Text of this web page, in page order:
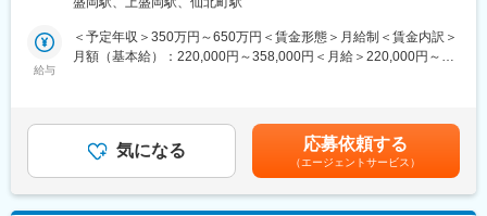
取り扱うビッグデータは地図／位置／人流／走行データや画像
等、多岐に渡り、様々な社会問題の解決に貢献することが出来ま
す。
案内／行政支援／ゲーム／交通計画 等
給与
＜予定年収＞350万円～650万円＜賃金形態＞月給制＜賃金内訳＞
月額（基本給）：220,000円～358,000円＜月給＞220,000円～
金額であり、選考を通じて上下する可能性があります。月給(月額)
は固定手当を含めた表記です。
気になる 応募依頼する
（エージェントサービス）